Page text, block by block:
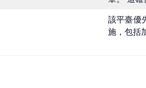
該平臺優
施，包括